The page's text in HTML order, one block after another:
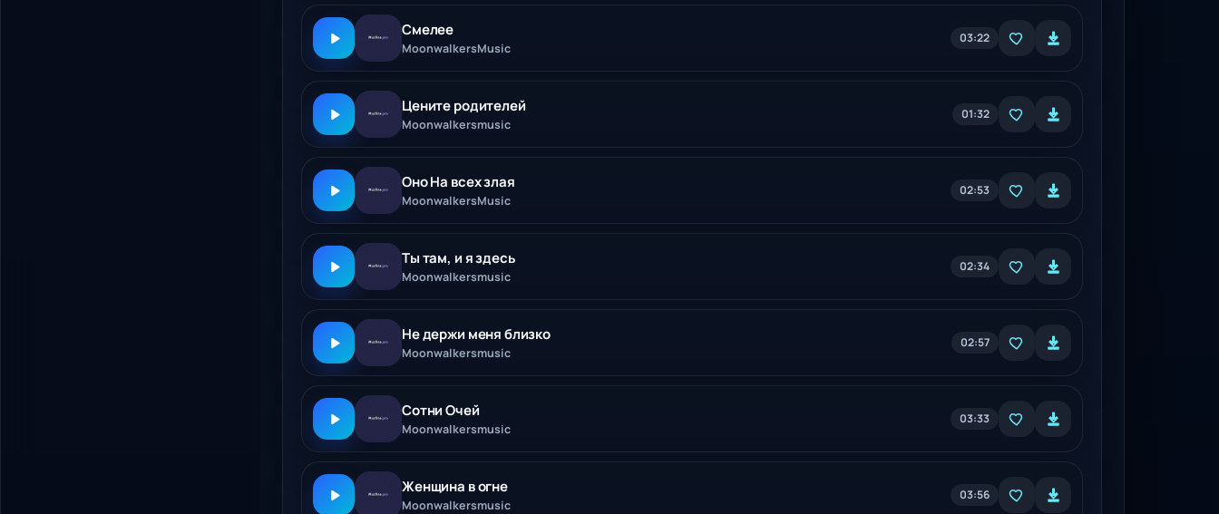
Смелее
MoonwalkersMusic
03:22
Цените родителей
Moonwalkersmusic
01:32
Оно На всех злая
MoonwalkersMusic
02:53
Ты там, и я здесь
Moonwalkersmusic
02:34
Не держи меня близко
Moonwalkersmusic
02:57
Сотни Очей
Moonwalkersmusic
03:33
Женщина в огне
Moonwalkersmusic
03:56